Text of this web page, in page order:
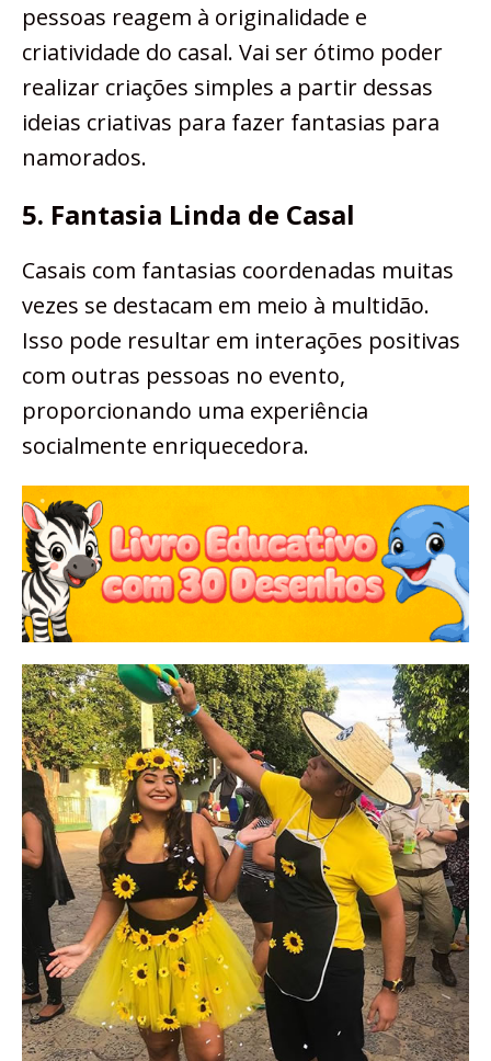
pessoas reagem à originalidade e
criatividade do casal. Vai ser ótimo poder
realizar criações simples a partir dessas
ideias criativas para fazer fantasias para
namorados.
5. Fantasia Linda de Casal
Casais com fantasias coordenadas muitas
vezes se destacam em meio à multidão.
Isso pode resultar em interações positivas
com outras pessoas no evento,
proporcionando uma experiência
socialmente enriquecedora.